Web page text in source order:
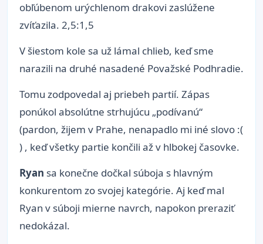
obľúbenom urýchlenom drakovi zaslúžene
zvíťazila. 2,5:1,5
V šiestom kole sa už lámal chlieb, keď sme
narazili na druhé nasadené Považské Podhradie.
Tomu zodpovedal aj priebeh partií. Zápas
ponúkol absolútne strhujúcu „podívanú“
(pardon, žijem v Prahe, nenapadlo mi iné slovo :(
) , keď všetky partie končili až v hlbokej časovke.
Ryan sa konečne dočkal súboja s hlavným
konkurentom zo svojej kategórie. Aj keď mal
Ryan v súboji mierne navrch, napokon preraziť
nedokázal.